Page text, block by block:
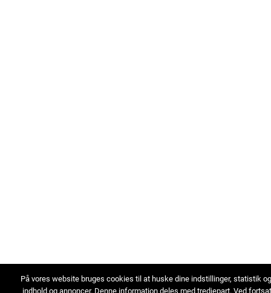
På vores website bruges cookies til at huske dine indstillinger, statistik
indhold og annoncer. Denne information deles med tredjepart. Ved